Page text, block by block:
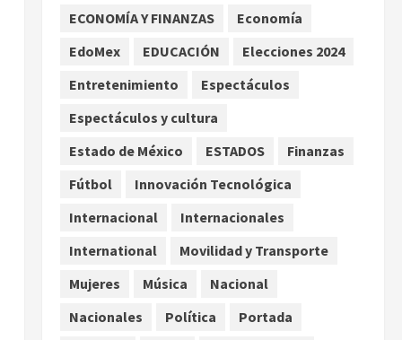
Aficionado encara a Mikel
regreso del ascenso
agosto 6, 2026
4
Sectores obrero y
empresarial piden al IMSS
Guanajuato
agosto 6, 2026
Nacional
Falla en sistema Booster de
colonias de Tijuana
agosto 6, 2026
ECONOMÍA Y FINANZAS
Economía
EdoMex
EDUCACIÓN
Elecciones 2024
Entretenimiento
Espectáculos
Espectáculos y cultura
Estado de México
ESTADOS
Finanzas
Fútbol
Innovación Tecnológica
Internacional
Internacionales
International
Movilidad y Transporte
Mujeres
Música
Nacional
Nacionales
Política
Portada